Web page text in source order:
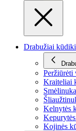
Drabužiai
Peržiūrėti
Kraiteliai
Kelnytės
Kojinės